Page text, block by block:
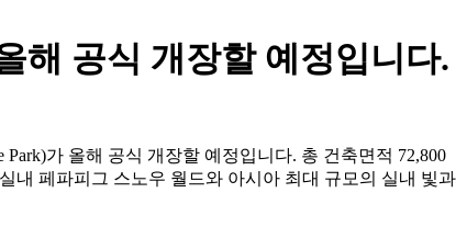
해 공식 개장할 예정입니다.
가 올해 공식 개장할 예정입니다. 총 건축면적 72,800
내 페파피그 스노우 월드와 아시아 최대 규모의 실내 빛과